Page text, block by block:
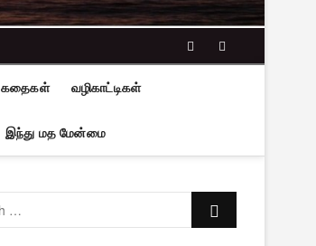
facebooktwitter
கதைகள் வழிகாட்டிகள்
இந்து மத மேன்மை